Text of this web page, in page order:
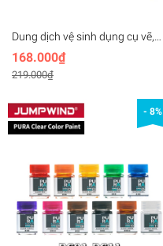
Dung dịch vệ sinh dụng cụ vẽ,
bút sơn, cọ vẽ Jumpwind CT03
500ml (CT-03) Cleaning Fluid,
Brush Cleaner
168.000₫
219.000₫
- 8%